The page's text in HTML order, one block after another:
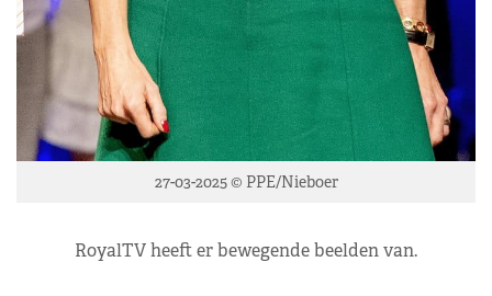
27-03-2025 © PPE/Nieboer
RoyalTV heeft er bewegende beelden van.